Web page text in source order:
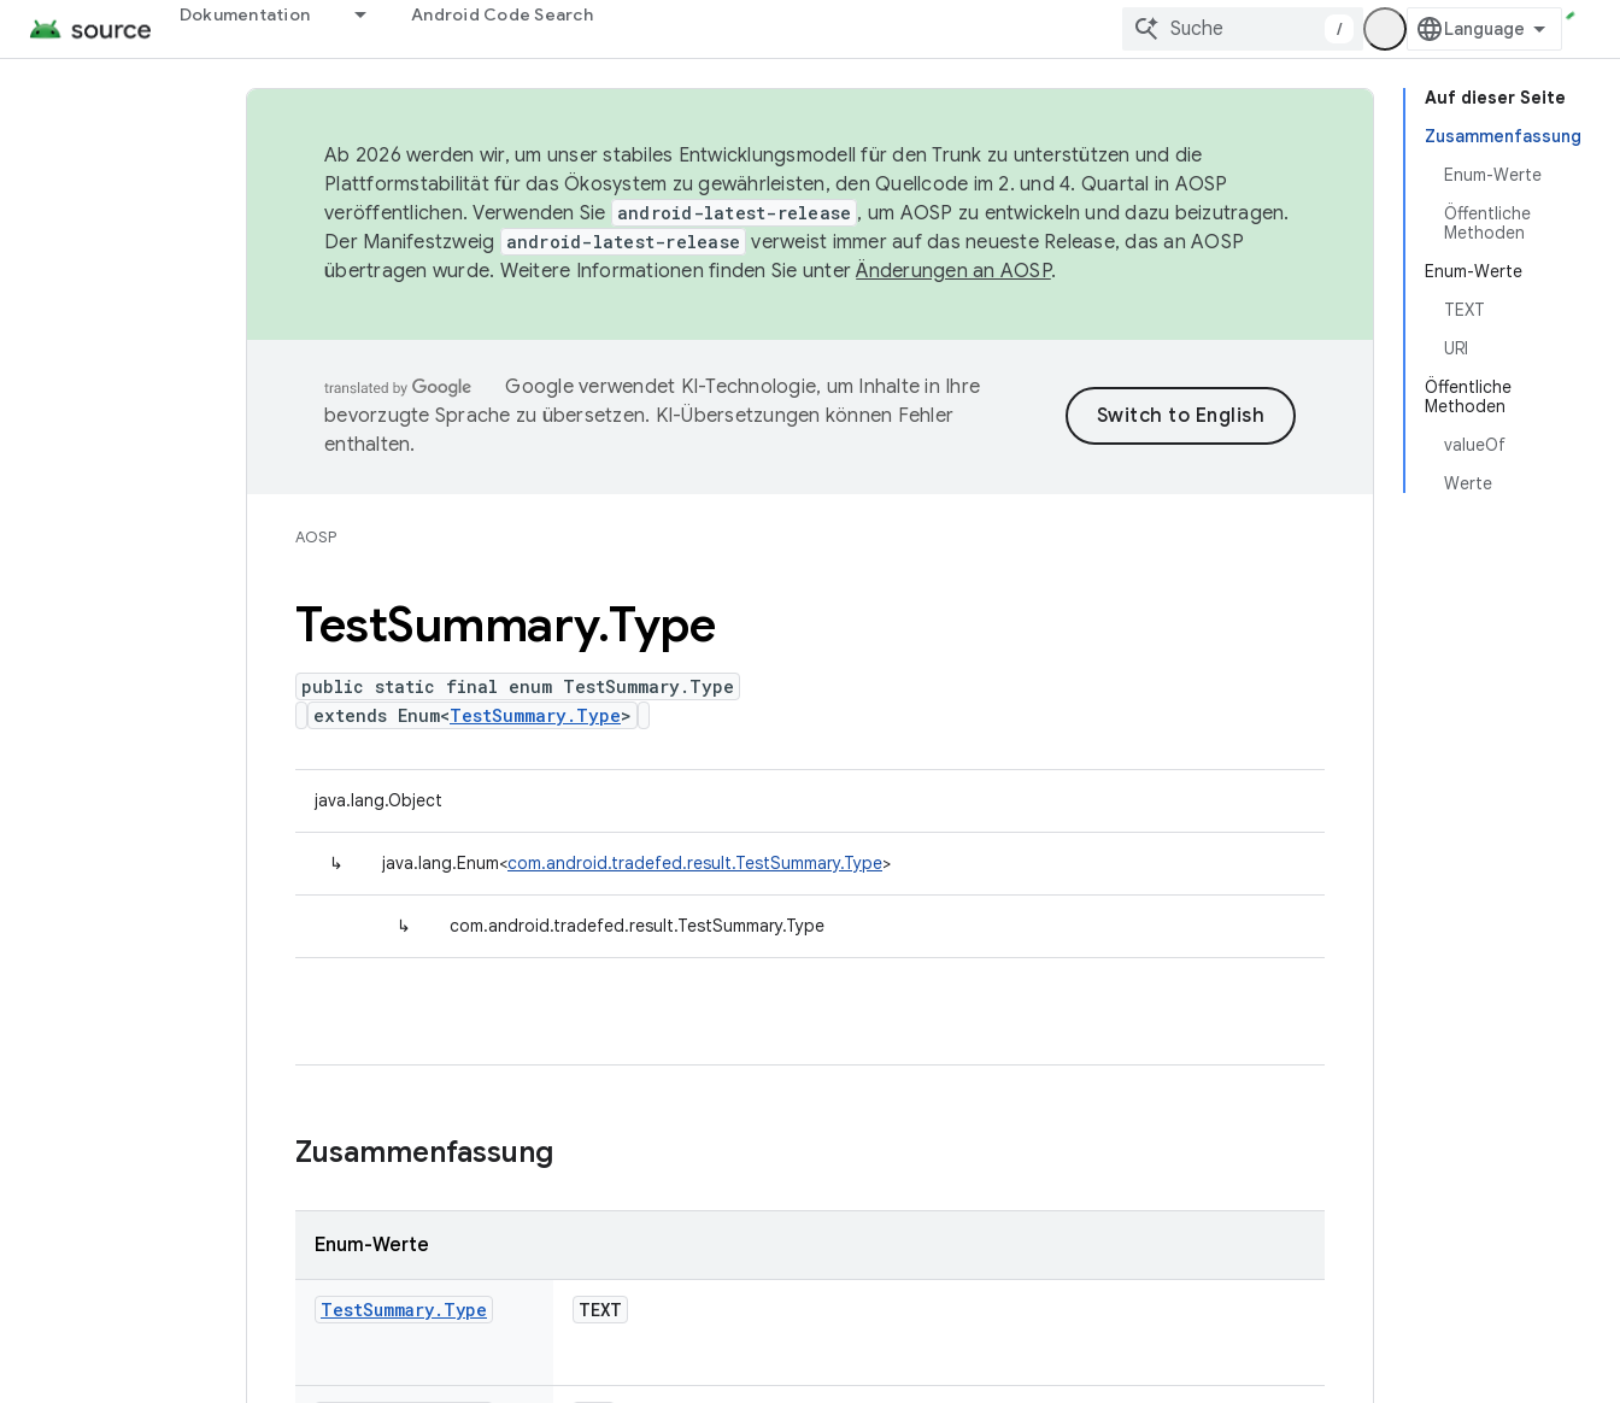
Dokumentation Android Code Search
/
Auf dieser Seite
Zusammenfassung
Enum-Werte
Öffentliche
Methoden
Enum-Werte
TEXT
URI
Öffentliche
Methoden
valueOf
Werte
Ab 2026 werden wir, um unser stabiles Entwicklungsmodell für den Trunk zu unterstützen und die
Plattformstabilität für das Ökosystem zu gewährleisten, den Quellcode im 2. und 4. Quartal in AOSP
veröffentlichen. Verwenden Sie android-latest-release , um AOSP zu entwickeln und dazu beizutragen.
Der Manifestzweig
android-latest-release verweist immer auf das neueste Release, das an AOSP
übertragen wurde. Weitere Informationen finden Sie unterÄnderungen an AOSP.
Google verwendet KI-Technologie, um Inhalte in Ihre
bevorzugte Sprache zu übersetzen. KI-Übersetzungen können Fehler
enthalten.
AOSP
TestSummary.Type
public static final enum TestSummary.Type
extends Enum<TestSummary.Type>
java.lang.Object
↳ java.lang.Enum<com.android.tradefed.result.TestSummary.Type>
↳ com.android.tradefed.result.TestSummary.Type
Zusammenfassung
Enum-Werte
TestSummary. Type TEXT